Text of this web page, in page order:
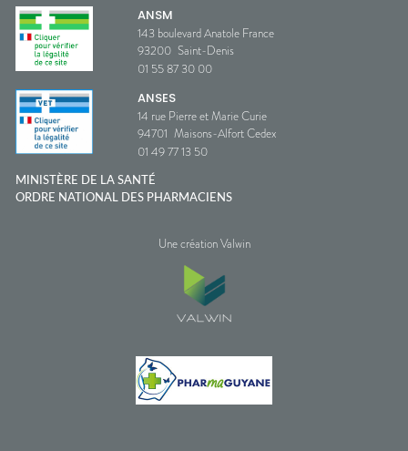
ANSM
143 boulevard Anatole France
93200 Saint-Denis
01 55 87 30 00
ANSES
14 rue Pierre et Marie Curie
94701 Maisons-Alfort Cedex
01 49 77 13 50
MINISTÈRE DE LA SANTÉ
ORDRE NATIONAL DES PHARMACIENS
Une création Valwin